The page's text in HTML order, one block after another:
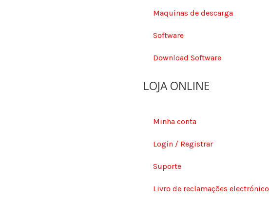
Maquinas de descarga
Software
Download Software
LOJA ONLINE
Minha conta
Login / Registrar
Suporte
Livro de reclamações electrónico